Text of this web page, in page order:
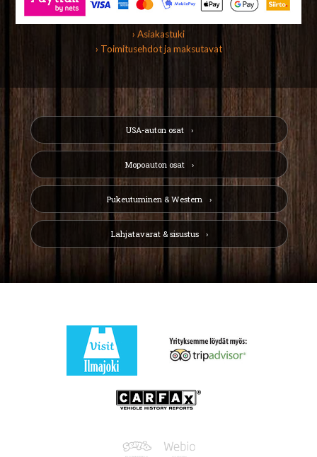
› Asiakastuki
› Toimitusehdot ja maksutavat
USA-auton osat
Mopoauton osat
Pukeutuminen & Western
Lahjatavarat & sisustus